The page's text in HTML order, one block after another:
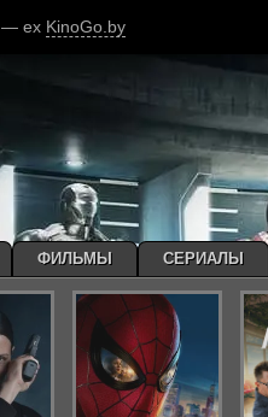
— ex KinoGo.by
ФИЛЬМЫ СЕРИАЛЫ